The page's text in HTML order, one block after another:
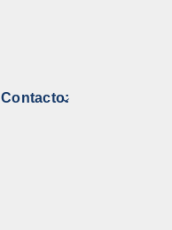
Contacto: